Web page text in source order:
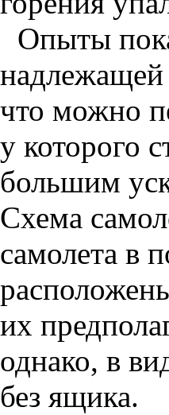
Опыты
надлежащей
что можно
у которого
большим
Схема
самолета в
их
однако, в
без ящика.